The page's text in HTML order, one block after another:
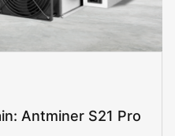
Antminer S21 Pro